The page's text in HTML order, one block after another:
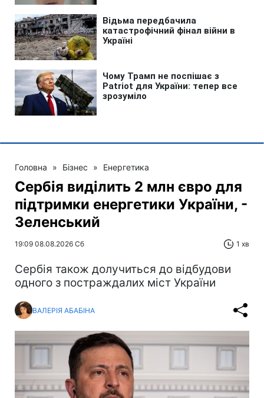
Головна » Бізнес » Енергетика
Сербія виділить 2 млн євро для
підтримки енергетики України, -
Зеленський
19:09 08.08.2026 Сб 1 хв
Сербія також долучиться до відбудови
одного з постраждалих міст України
ВАЛЕРІЯ АБАБІНА